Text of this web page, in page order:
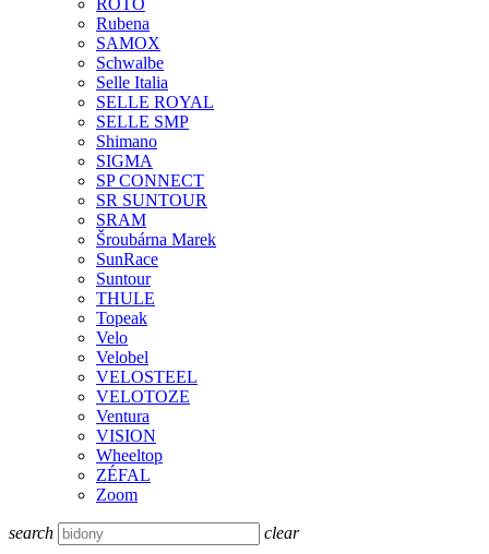
ROTO
Rubena
SAMOX
Schwalbe
Selle Italia
SELLE ROYAL
SELLE SMP
Shimano
SIGMA
SP CONNECT
SR SUNTOUR
SRAM
Šroubárna Marek
SunRace
Suntour
THULE
Topeak
Velo
Velobel
VELOSTEEL
VELOTOZE
Ventura
VISION
Wheeltop
ZÉFAL
Zoom
search clear